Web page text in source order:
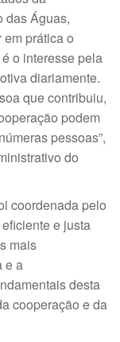
das Águas,
prática o
o interesse pela
diariamente.
que contribuiu,
podem
pessoas”,
do
coordenada pelo
e justa
mais
e a
desta
cooperação e da